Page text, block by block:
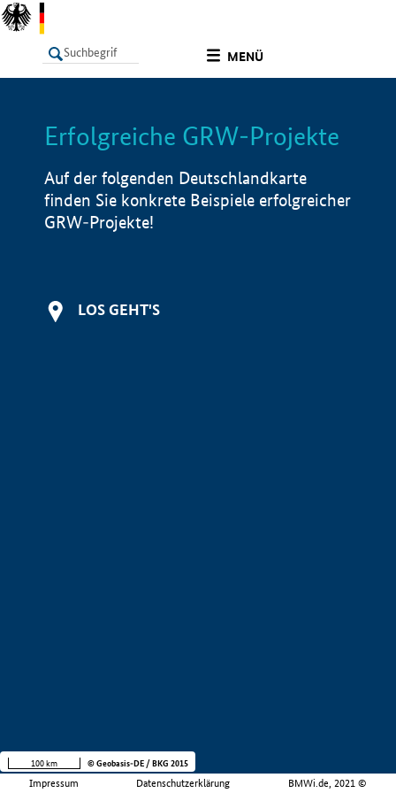
MENÜ
LISTE Info
Erfolgreiche GRW-Projekte
Auf der folgenden Deutschlandkarte
finden Sie konkrete Beispiele erfolgreicher
GRW-Projekte!
LOS GEHT'S
Impressum Datenschutzerklärung BMWi.de, 2021 ©
100 km © Geobasis-DE / BKG 2015